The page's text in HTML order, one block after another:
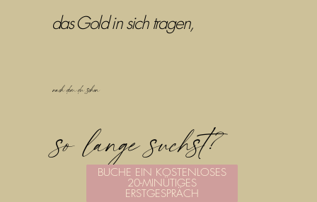
das Gold in sich tragen,
nach dem du schon
so lange suchst?
BUCHE EIN KOSTENLOSES
20-MINÜTIGES
ERSTGESPRÄCH